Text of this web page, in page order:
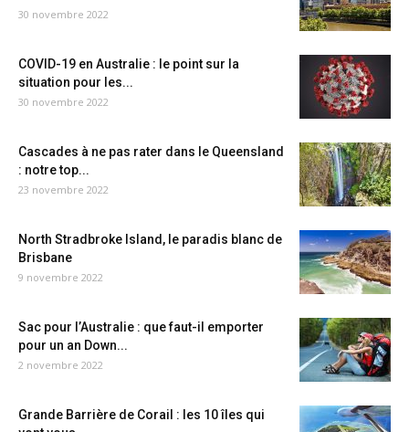
30 novembre 2022
COVID-19 en Australie : le point sur la
situation pour les...
30 novembre 2022
Cascades à ne pas rater dans le Queensland
: notre top...
23 novembre 2022
North Stradbroke Island, le paradis blanc de
Brisbane
9 novembre 2022
Sac pour l’Australie : que faut-il emporter
pour un an Down...
2 novembre 2022
Grande Barrière de Corail : les 10 îles qui